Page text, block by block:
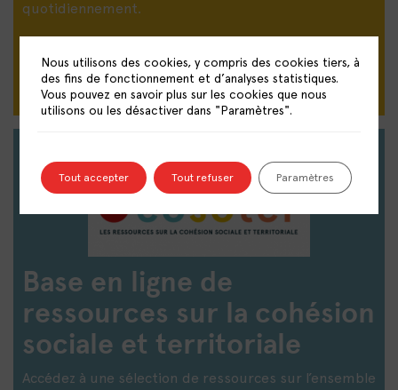
quotidiennement.
DÉCOUVRIR LE PANORAMA DE PRESSE
Base en ligne de
ressources sur la cohésion
sociale et territoriale
Accédez à une sélection de ressources sur l’ensemble
Nous utilisons des cookies, y compris des cookies tiers, à
des fins de fonctionnement et d’analyses statistiques.
Vous pouvez en savoir plus sur les cookies que nous
utilisons ou les désactiver dans "Paramètres".
Tout accepter Tout refuser Paramètres